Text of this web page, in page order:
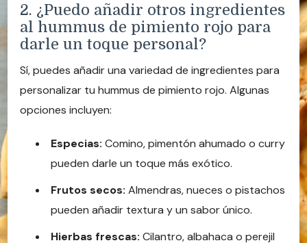
2. ¿Puedo añadir otros ingredientes
al hummus de pimiento rojo para
darle un toque personal?
Sí, puedes añadir una variedad de ingredientes para
personalizar tu hummus de pimiento rojo. Algunas
opciones incluyen:
Especias: Comino, pimentón ahumado o curry
pueden darle un toque más exótico.
Frutos secos: Almendras, nueces o pistachos
pueden añadir textura y un sabor único.
Hierbas frescas: Cilantro, albahaca o perejil